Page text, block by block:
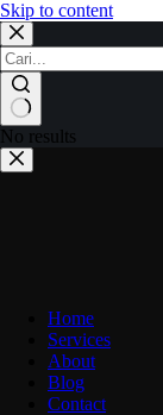
Skip to content
No results
Home
Services
About
Blog
Contact